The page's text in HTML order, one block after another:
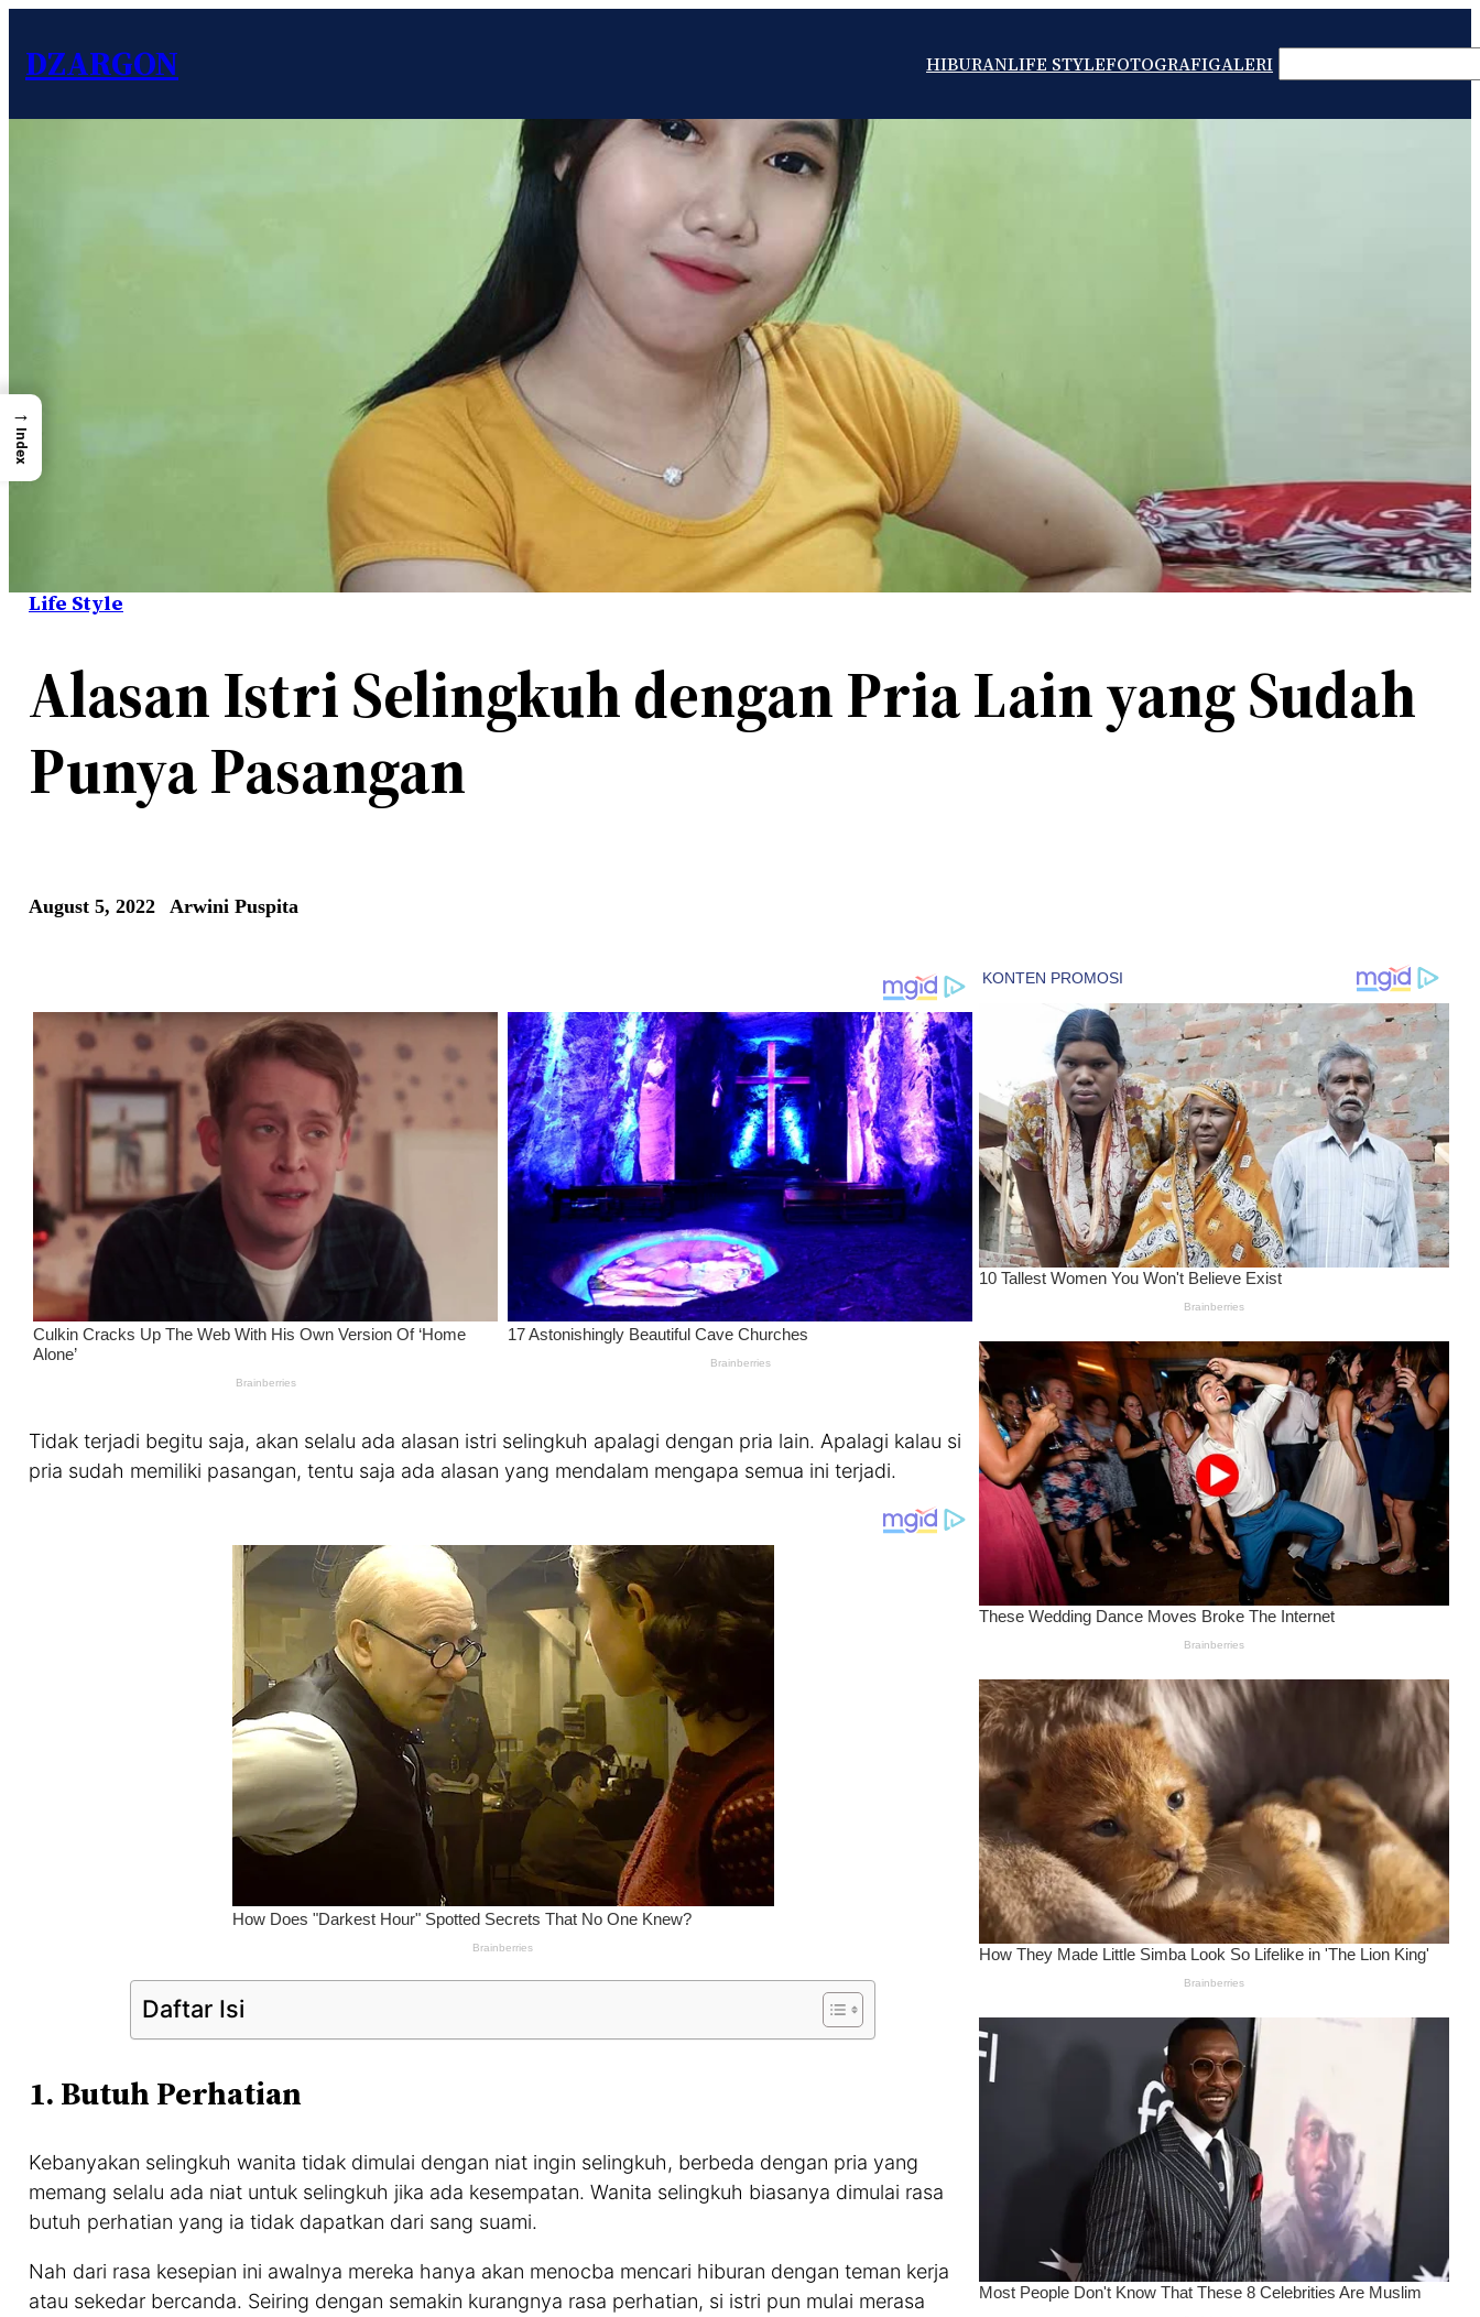
DZARGON HIBURANLIFE STYLEFOTOGRAFIGALERI SEARCH
Life Style
Alasan Istri Selingkuh dengan Pria Lain yang Sudah
Punya Pasangan
August 5, 2022 Arwini Puspita
Tidak terjadi begitu saja, akan selalu ada alasan istri selingkuh apalagi dengan pria lain. Apalagi kalau si
pria sudah memiliki pasangan, tentu saja ada alasan yang mendalam mengapa semua ini terjadi.
Daftar Isi
1. Butuh Perhatian
Kebanyakan selingkuh wanita tidak dimulai dengan niat ingin selingkuh, berbeda dengan pria yang
memang selalu ada niat untuk selingkuh jika ada kesempatan. Wanita selingkuh biasanya dimulai rasa
butuh perhatian yang ia tidak dapatkan dari sang suami.
Nah dari rasa kesepian ini awalnya mereka hanya akan menocba mencari hiburan dengan teman kerja
atau sekedar bercanda. Seiring dengan semakin kurangnya rasa perhatian, si istri pun mulai merasa
→
Index